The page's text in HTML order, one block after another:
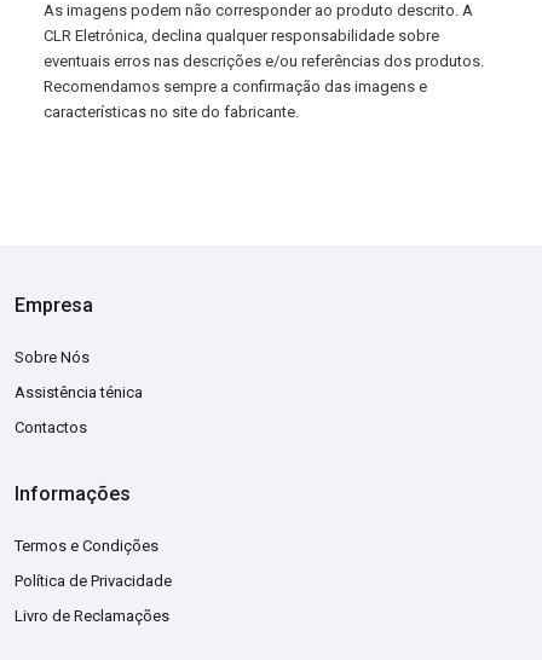
As imagens podem não corresponder ao produto descrito. A
CLR Eletrónica, declina qualquer responsabilidade sobre
eventuais erros nas descrições e/ou referências dos produtos.
Recomendamos sempre a confirmação das imagens e
características no site do fabricante.
Empresa
Sobre Nós
Assistência ténica
Contactos
Informações
Termos e Condições
Política de Privacidade
Livro de Reclamações